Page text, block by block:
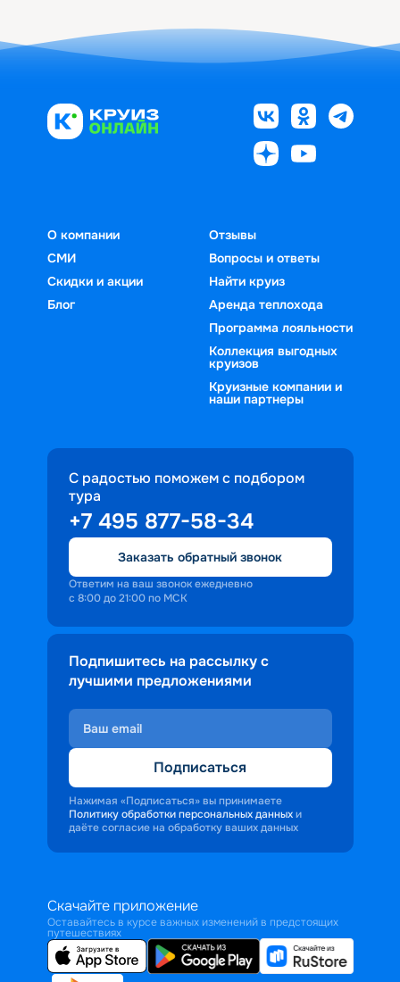
О компании
СМИ
Скидки и акции
Блог
Отзывы
Вопросы и ответы
Найти круиз
Аренда теплохода
Программа лояльности
Коллекция выгодных
круизов
Круизные компании и
наши партнеры
С радостью поможем с подбором
тура
+7 495 877-58-34
Заказать обратный звонок
Ответим на ваш звонок ежедневно
с 8:00 до 21:00 по МСК
Подпишитесь на рассылку с
лучшими предложениями
Подписаться
Нажимая «Подписаться» вы принимаете
Политику обработки персональных данных и
даёте согласие на обработку ваших данных
Скачайте приложение
Оставайтесь в курсе важных изменений в предстоящих
путешествиях